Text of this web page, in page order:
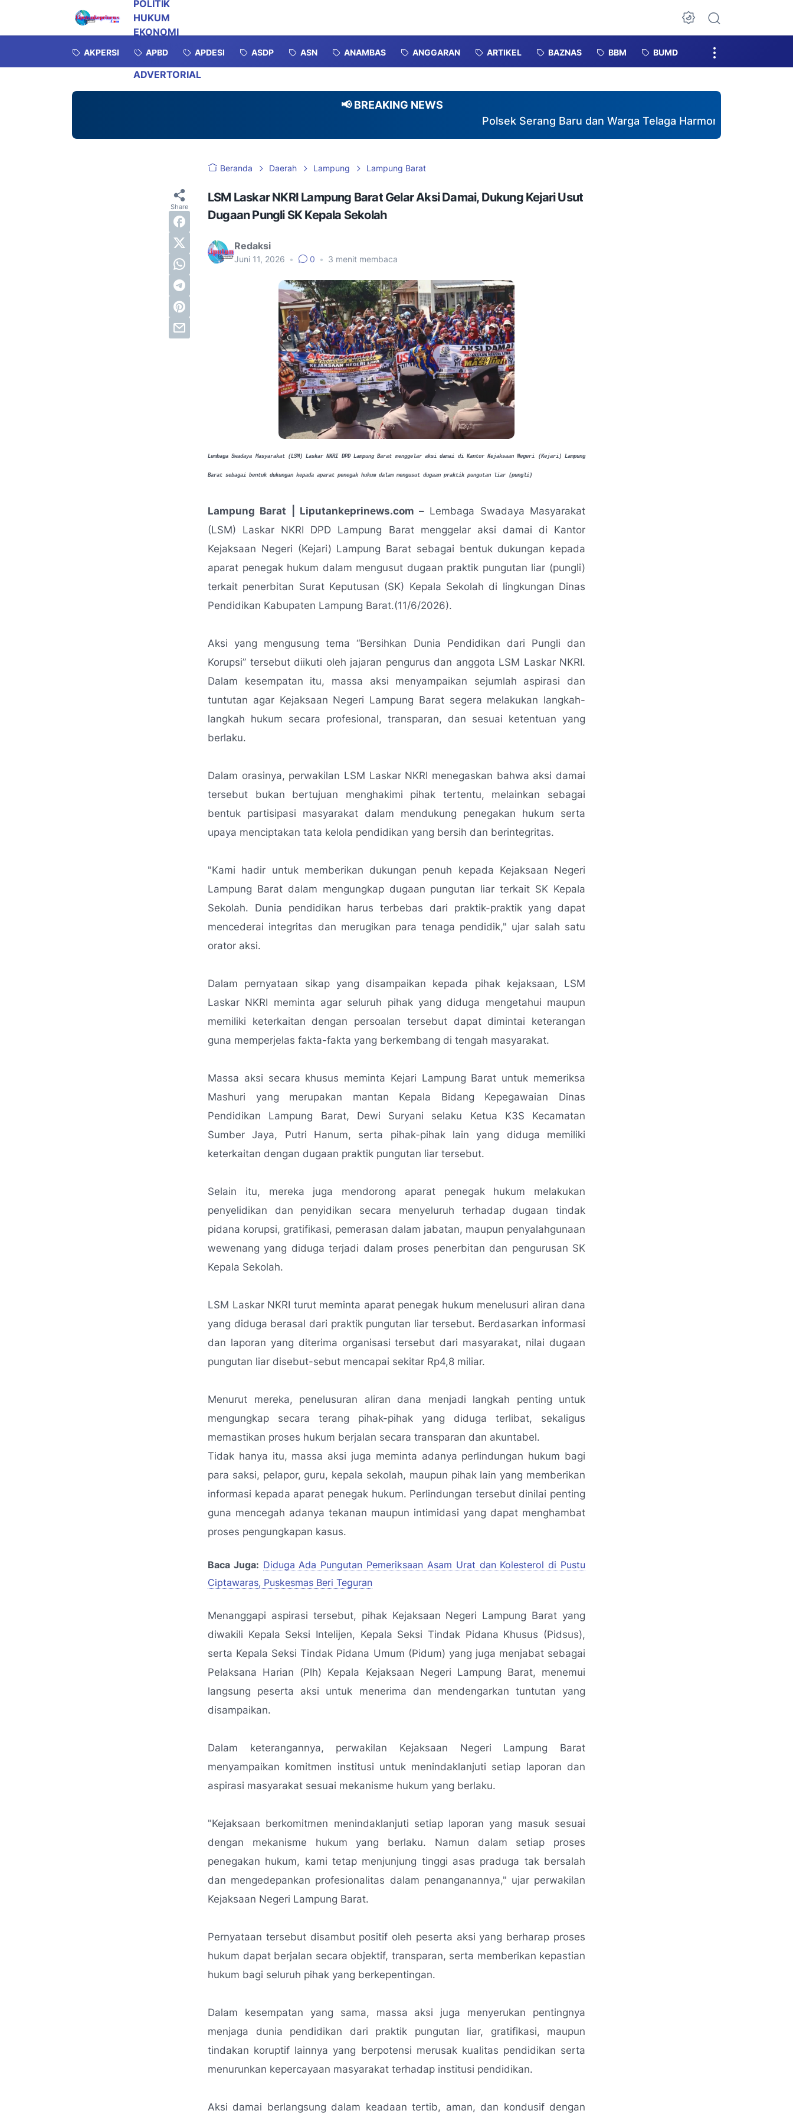
POLITIK
HUKUM
EKONOMI
INVESTIGASI
OPINI
ADVERTORIAL
Dark Mode
AKPERSI APBD APDESI ASDP ASN ANAMBAS ANGGARAN ARTIKEL BAZNAS BBM BUMD
📢 BREAKING NEWS
Polsek Serang Baru dan Warga Telaga Harmoni Gotong Royong
Beranda Daerah Lampung Lampung Barat
LSM Laskar NKRI Lampung Barat Gelar Aksi Damai, Dukung Kejari Usut
Dugaan Pungli SK Kepala Sekolah
Redaksi
Juni 11, 2026 • 0 • 3 menit membaca
Lembaga Swadaya Masyarakat (LSM) Laskar NKRI DPD Lampung Barat menggelar aksi damai di Kantor Kejaksaan Negeri (Kejari) Lampung
Barat sebagai bentuk dukungan kepada aparat penegak hukum dalam mengusut dugaan praktik pungutan liar (pungli)
Lampung Barat | Liputankeprinews.com – Lembaga Swadaya Masyarakat
(LSM) Laskar NKRI DPD Lampung Barat menggelar aksi damai di Kantor
Kejaksaan Negeri (Kejari) Lampung Barat sebagai bentuk dukungan kepada
aparat penegak hukum dalam mengusut dugaan praktik pungutan liar (pungli)
terkait penerbitan Surat Keputusan (SK) Kepala Sekolah di lingkungan Dinas
Pendidikan Kabupaten Lampung Barat.(11/6/2026).
Aksi yang mengusung tema “Bersihkan Dunia Pendidikan dari Pungli dan
Korupsi” tersebut diikuti oleh jajaran pengurus dan anggota LSM Laskar NKRI.
Dalam kesempatan itu, massa aksi menyampaikan sejumlah aspirasi dan
tuntutan agar Kejaksaan Negeri Lampung Barat segera melakukan langkah-
langkah hukum secara profesional, transparan, dan sesuai ketentuan yang
berlaku.
Dalam orasinya, perwakilan LSM Laskar NKRI menegaskan bahwa aksi damai
tersebut bukan bertujuan menghakimi pihak tertentu, melainkan sebagai
bentuk partisipasi masyarakat dalam mendukung penegakan hukum serta
upaya menciptakan tata kelola pendidikan yang bersih dan berintegritas.
"Kami hadir untuk memberikan dukungan penuh kepada Kejaksaan Negeri
Lampung Barat dalam mengungkap dugaan pungutan liar terkait SK Kepala
Sekolah. Dunia pendidikan harus terbebas dari praktik-praktik yang dapat
mencederai integritas dan merugikan para tenaga pendidik," ujar salah satu
orator aksi.
Dalam pernyataan sikap yang disampaikan kepada pihak kejaksaan, LSM
Laskar NKRI meminta agar seluruh pihak yang diduga mengetahui maupun
memiliki keterkaitan dengan persoalan tersebut dapat dimintai keterangan
guna memperjelas fakta-fakta yang berkembang di tengah masyarakat.
Massa aksi secara khusus meminta Kejari Lampung Barat untuk memeriksa
Mashuri yang merupakan mantan Kepala Bidang Kepegawaian Dinas
Pendidikan Lampung Barat, Dewi Suryani selaku Ketua K3S Kecamatan
Sumber Jaya, Putri Hanum, serta pihak-pihak lain yang diduga memiliki
keterkaitan dengan dugaan praktik pungutan liar tersebut.
Selain itu, mereka juga mendorong aparat penegak hukum melakukan
penyelidikan dan penyidikan secara menyeluruh terhadap dugaan tindak
pidana korupsi, gratifikasi, pemerasan dalam jabatan, maupun penyalahgunaan
wewenang yang diduga terjadi dalam proses penerbitan dan pengurusan SK
Kepala Sekolah.
LSM Laskar NKRI turut meminta aparat penegak hukum menelusuri aliran dana
yang diduga berasal dari praktik pungutan liar tersebut. Berdasarkan informasi
dan laporan yang diterima organisasi tersebut dari masyarakat, nilai dugaan
pungutan liar disebut-sebut mencapai sekitar Rp4,8 miliar.
Menurut mereka, penelusuran aliran dana menjadi langkah penting untuk
mengungkap secara terang pihak-pihak yang diduga terlibat, sekaligus
memastikan proses hukum berjalan secara transparan dan akuntabel.
Tidak hanya itu, massa aksi juga meminta adanya perlindungan hukum bagi
para saksi, pelapor, guru, kepala sekolah, maupun pihak lain yang memberikan
informasi kepada aparat penegak hukum. Perlindungan tersebut dinilai penting
guna mencegah adanya tekanan maupun intimidasi yang dapat menghambat
proses pengungkapan kasus.
Baca Juga: Diduga Ada Pungutan Pemeriksaan Asam Urat dan Kolesterol di Pustu
Ciptawaras, Puskesmas Beri Teguran
Menanggapi aspirasi tersebut, pihak Kejaksaan Negeri Lampung Barat yang
diwakili Kepala Seksi Intelijen, Kepala Seksi Tindak Pidana Khusus (Pidsus),
serta Kepala Seksi Tindak Pidana Umum (Pidum) yang juga menjabat sebagai
Pelaksana Harian (Plh) Kepala Kejaksaan Negeri Lampung Barat, menemui
langsung peserta aksi untuk menerima dan mendengarkan tuntutan yang
disampaikan.
Dalam keterangannya, perwakilan Kejaksaan Negeri Lampung Barat
menyampaikan komitmen institusi untuk menindaklanjuti setiap laporan dan
aspirasi masyarakat sesuai mekanisme hukum yang berlaku.
"Kejaksaan berkomitmen menindaklanjuti setiap laporan yang masuk sesuai
dengan mekanisme hukum yang berlaku. Namun dalam setiap proses
penegakan hukum, kami tetap menjunjung tinggi asas praduga tak bersalah
dan mengedepankan profesionalitas dalam penanganannya," ujar perwakilan
Kejaksaan Negeri Lampung Barat.
Pernyataan tersebut disambut positif oleh peserta aksi yang berharap proses
hukum dapat berjalan secara objektif, transparan, serta memberikan kepastian
hukum bagi seluruh pihak yang berkepentingan.
Dalam kesempatan yang sama, massa aksi juga menyerukan pentingnya
menjaga dunia pendidikan dari praktik pungutan liar, gratifikasi, maupun
tindakan koruptif lainnya yang berpotensi merusak kualitas pendidikan serta
menurunkan kepercayaan masyarakat terhadap institusi pendidikan.
Aksi damai berlangsung dalam keadaan tertib, aman, dan kondusif dengan